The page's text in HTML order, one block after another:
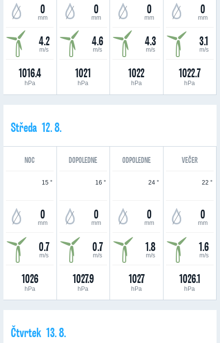
0
mm
4.2
m/s
1016.4
hPa
0
mm
4.6
m/s
1021
hPa
0
mm
4.3
m/s
1022
hPa
0
mm
3.1
m/s
1022.7
hPa
Středa 12. 8.
NOC DOPOLEDNE ODPOLEDNE VEČER
15 °
0
mm
0.7
m/s
1026
hPa
16 °
0
mm
0.7
m/s
1027.9
hPa
24 °
0
mm
1.8
m/s
1027
hPa
22 °
0
mm
1.6
m/s
1026.1
hPa
Čtvrtek 13. 8.